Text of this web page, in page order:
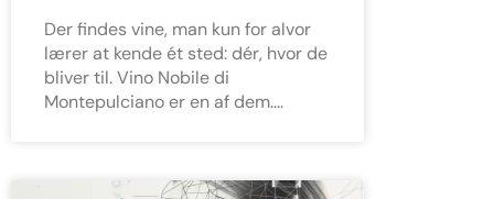
Der findes vine, man kun for alvor
lærer at kende ét sted: dér, hvor de
bliver til. Vino Nobile di
Montepulciano er en af dem.